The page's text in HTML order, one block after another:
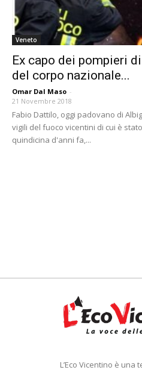
Veneto
Ex capo dei pompieri
del corpo nazionale...
Omar Dal Maso -
21 Novembre 2018
Fabio Dattilo, oggi padovano di
vigili del fuoco vicentini di cui è
quindicina d'anni fa,...
L’Eco Vicentino è